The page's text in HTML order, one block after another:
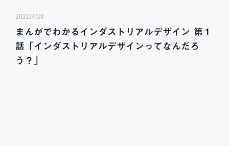
2022/4/28
まんがでわかるインダストリアルデザイン 第１
話「インダストリアルデザインってなんだろ
う？」